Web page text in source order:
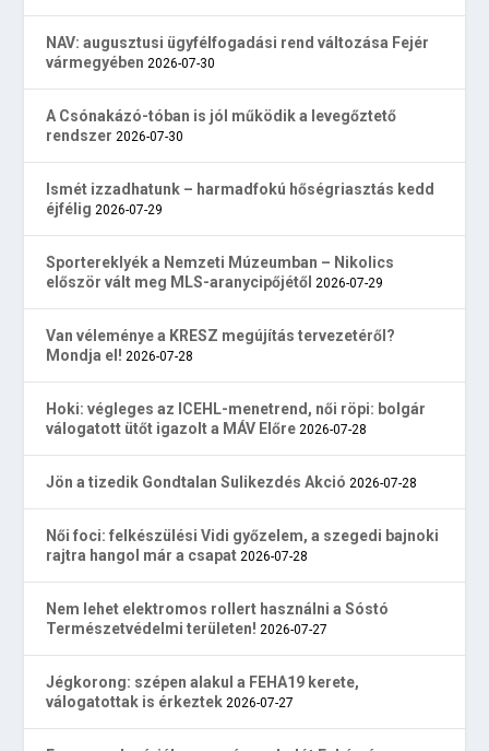
NAV: augusztusi ügyfélfogadási rend változása Fejér
vármegyében 2026-07-30
A Csónakázó-tóban is jól működik a levegőztető
rendszer 2026-07-30
Ismét izzadhatunk – harmadfokú hőségriasztás kedd
éjfélig 2026-07-29
Sportereklyék a Nemzeti Múzeumban – Nikolics
először vált meg MLS-aranycipőjétől 2026-07-29
Van véleménye a KRESZ megújítás tervezetéről?
Mondja el! 2026-07-28
Hoki: végleges az ICEHL-menetrend, női röpi: bolgár
válogatott ütőt igazolt a MÁV Előre 2026-07-28
Jön a tizedik Gondtalan Sulikezdés Akció 2026-07-28
Női foci: felkészülési Vidi győzelem, a szegedi bajnoki
rajtra hangol már a csapat 2026-07-28
Nem lehet elektromos rollert használni a Sóstó
Természetvédelmi területen! 2026-07-27
Jégkorong: szépen alakul a FEHA19 kerete,
válogatottak is érkeztek 2026-07-27